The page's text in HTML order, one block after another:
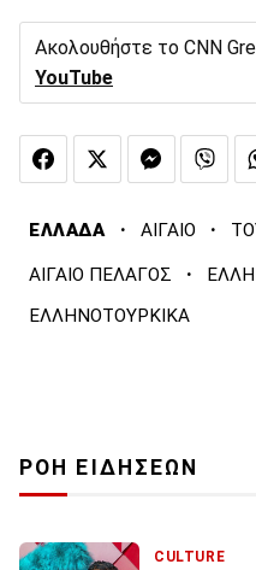
Ακολουθήστε το CNN
YouTube
ΕΛΛΑΔΑ · ΑΙΓΑΙΟ ·
ΑΙΓΑΙΟ ΠΕΛΑΓΟΣ ·
ΕΛΛΗΝΟΤΟΥΡΚΙΚΑ
ΡΟΗ ΕΙΔΗΣΕΩΝ
CULTURE